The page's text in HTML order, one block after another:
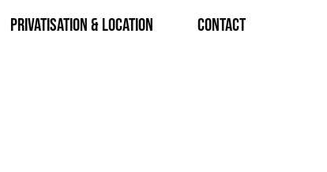
Privatisation & Location CONTACT